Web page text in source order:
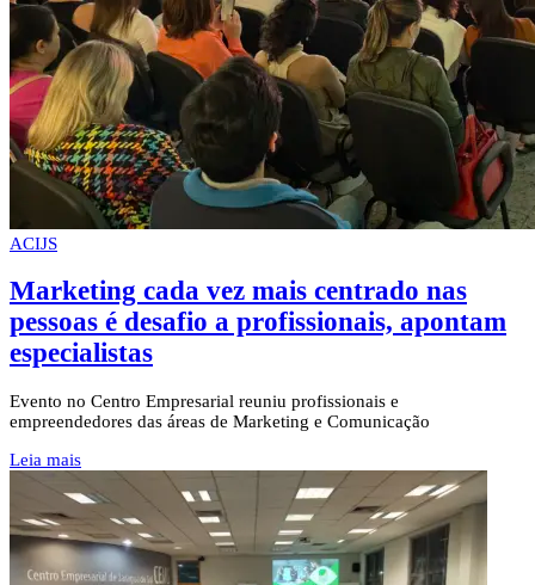
ACIJS
Marketing cada vez mais centrado nas
pessoas é desafio a profissionais, apontam
especialistas
Evento no Centro Empresarial reuniu profissionais e
empreendedores das áreas de Marketing e Comunicação
Leia mais